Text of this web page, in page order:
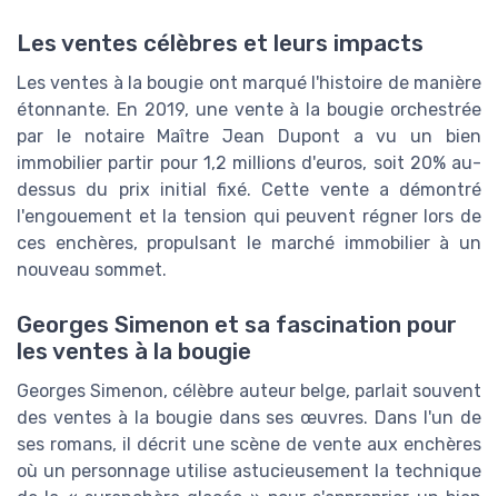
Les ventes célèbres et leurs impacts
Les ventes à la bougie ont marqué l'histoire de manière
étonnante. En 2019, une vente à la bougie orchestrée
par le notaire Maître Jean Dupont a vu un bien
immobilier partir pour 1,2 millions d'euros, soit 20% au-
dessus du prix initial fixé. Cette vente a démontré
l'engouement et la tension qui peuvent régner lors de
ces enchères, propulsant le marché immobilier à un
nouveau sommet.
Georges Simenon et sa fascination pour
les ventes à la bougie
Georges Simenon, célèbre auteur belge, parlait souvent
des ventes à la bougie dans ses œuvres. Dans l'un de
ses romans, il décrit une scène de vente aux enchères
où un personnage utilise astucieusement la technique